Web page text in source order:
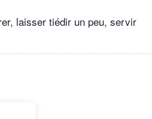
laisser tiédir un peu, servir